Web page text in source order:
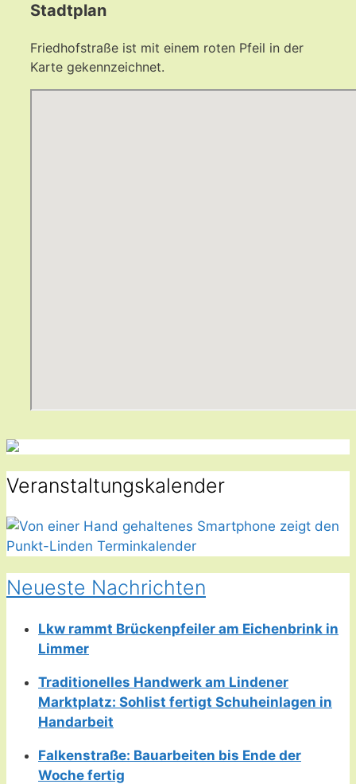
Stadtplan
Friedhofstraße ist mit einem roten Pfeil in der
Karte gekennzeichnet.
Veranstaltungskalender
Neueste Nachrichten
Lkw rammt Brückenpfeiler am Eichenbrink in
Limmer
Traditionelles Handwerk am Lindener
Marktplatz: Sohlist fertigt Schuheinlagen in
Handarbeit
Falkenstraße: Bauarbeiten bis Ende der
Woche fertig